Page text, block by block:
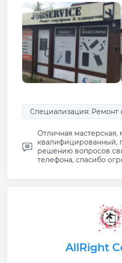
Специализация: Ремонт
Отличная мастерская,
квалифицированный,
решению вопросов
телефона, спасибо
AllRight